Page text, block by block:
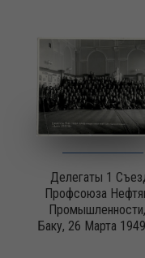
Делегаты 1
Профсоюза
Баку, 26 Марта